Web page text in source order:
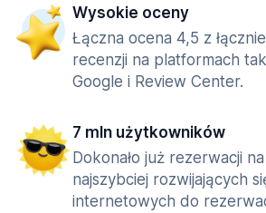
Wysokie oceny
Łączna ocena 4,5 z
recenzji na platformach
Google i Review Center.
7 mln użytkowników
Dokonało już rezerwacji
najszybciej rozwijających
internetowych do